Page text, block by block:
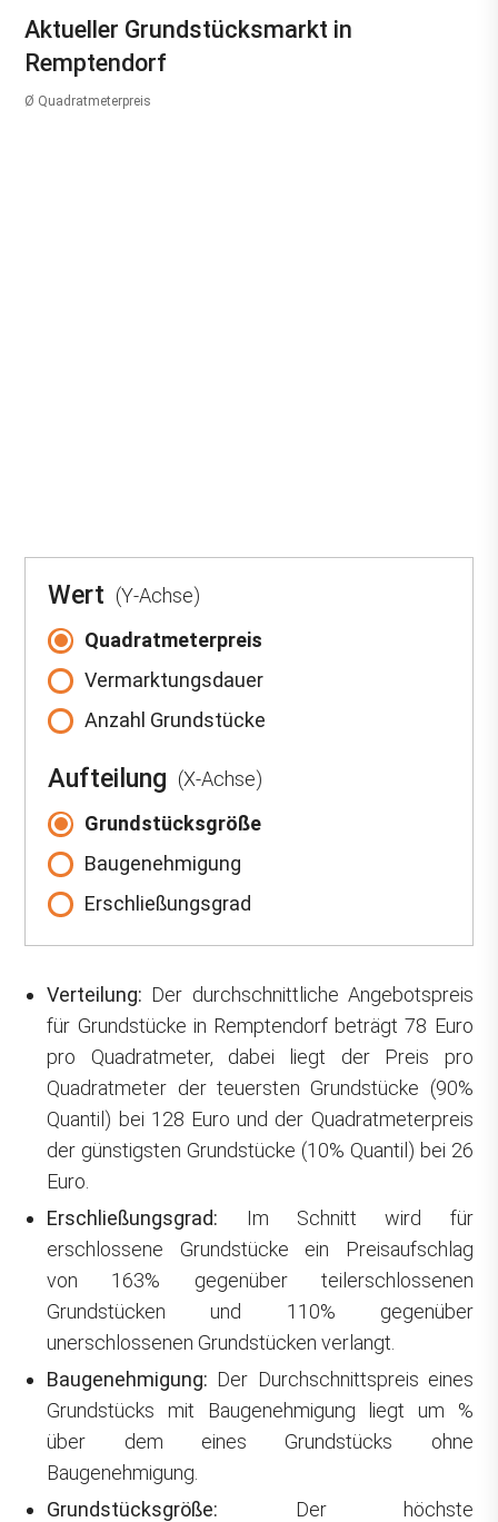
Aktueller Grundstücksmarkt in
Remptendorf
Ø Quadratmeterpreis
Wert (Y-Achse)
Quadratmeterpreis
Vermarktungsdauer
Anzahl Grundstücke
Aufteilung (X-Achse)
Grundstücksgröße
Baugenehmigung
Erschließungsgrad
Verteilung: Der durchschnittliche Angebotspreis
für Grundstücke in Remptendorf beträgt 78 Euro
pro Quadratmeter, dabei liegt der Preis pro
Quadratmeter der teuersten Grundstücke (90%
Quantil) bei 128 Euro und der Quadratmeterpreis
der günstigsten Grundstücke (10% Quantil) bei 26
Euro.
Erschließungsgrad: Im Schnitt wird für
erschlossene Grundstücke ein Preisaufschlag
von 163% gegenüber teilerschlossenen
Grundstücken und 110% gegenüber
unerschlossenen Grundstücken verlangt.
Baugenehmigung: Der Durchschnittspreis eines
Grundstücks mit Baugenehmigung liegt um %
über dem eines Grundstücks ohne
Baugenehmigung.
Grundstücksgröße: Der höchste